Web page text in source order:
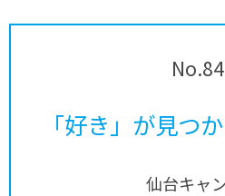
「好き」が見つ
仙台キャ